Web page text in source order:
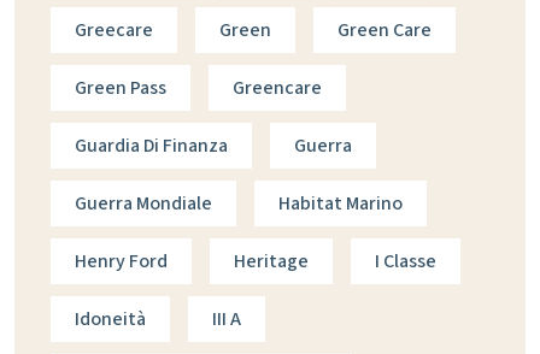
Greecare Green Green Care
Green Pass Greencare
Guardia Di Finanza Guerra
Guerra Mondiale Habitat Marino
Henry Ford Heritage I Classe
Idoneità III A